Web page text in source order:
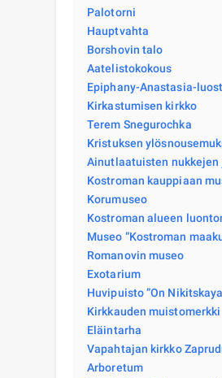
Palotorni
Hauptvahta
Borshovin talo
Aatelistokokous
Epiphany-Anastasia-
Kirkastumisen kirkko
Terem Snegurochka
Kristuksen
Ainutlaatuisten nukkejen
Kostroman kauppiaan
Korumuseo
Kostroman alueen
Museo ”Kostroman
Romanovin museo
Exotarium
Huvipuisto ”On
Kirkkauden muistomerkki
Eläintarha
Vapahtajan kirkko
Arboretum